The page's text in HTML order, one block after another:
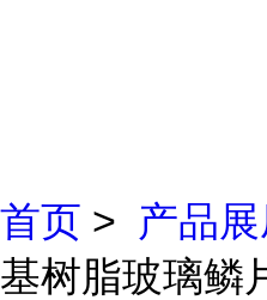
首页 > 产品
基树脂玻璃鳞